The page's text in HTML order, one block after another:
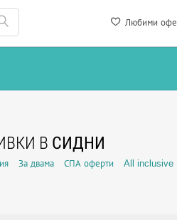
Любими
В СИДНИ
За двама СПА оферти All inclusive